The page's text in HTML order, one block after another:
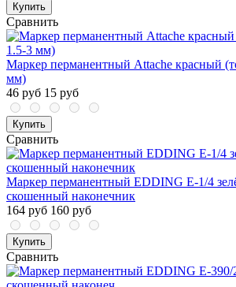
Купить
Сравнить
Маркер перманентный Attache красный
мм)
46 руб 15 руб
Купить
Сравнить
Маркер перманентный EDDING E-1/4
скошенный наконечник
164 руб 160 руб
Купить
Сравнить